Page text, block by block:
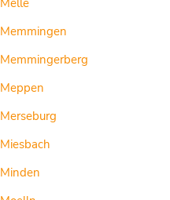
Melle
Memmingen
Memmingerberg
Meppen
Merseburg
Miesbach
Minden